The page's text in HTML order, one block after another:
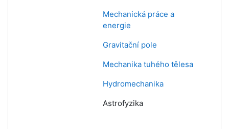
Mechanická práce a
energie
Gravitační pole
Mechanika tuhého tělesa
Hydromechanika
Astrofyzika